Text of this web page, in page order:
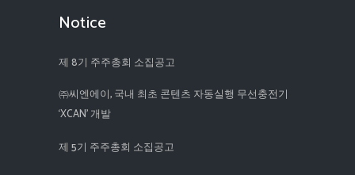
Notice
제 8기 주주총회 소집공고
㈜씨엔에이, 국내 최초 콘텐츠 자동실행 무선충전기
‘XCAN’ 개발
제 5기 주주총회 소집공고